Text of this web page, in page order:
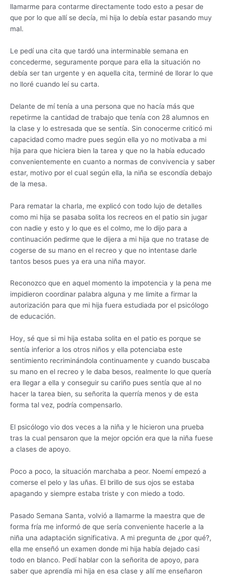
llamarme para contarme directamente todo esto a pesar de
que por lo que allí se decía, mi hija lo debía estar pasando muy
mal.
Le pedí una cita que tardó una interminable semana en
concederme, seguramente porque para ella la situación no
debía ser tan urgente y en aquella cita, terminé de llorar lo que
no lloré cuando leí su carta.
Delante de mí tenía a una persona que no hacía más que
repetirme la cantidad de trabajo que tenía con 28 alumnos en
la clase y lo estresada que se sentía. Sin conocerme criticó mi
capacidad como madre pues según ella yo no motivaba a mi
hija para que hiciera bien la tarea y que no la había educado
convenientemente en cuanto a normas de convivencia y saber
estar, motivo por el cual según ella, la niña se escondía debajo
de la mesa.
Para rematar la charla, me explicó con todo lujo de detalles
como mi hija se pasaba solita los recreos en el patio sin jugar
con nadie y esto y lo que es el colmo, me lo dijo para a
continuación pedirme que le dijera a mi hija que no tratase de
cogerse de su mano en el recreo y que no intentase darle
tantos besos pues ya era una niña mayor.
Reconozco que en aquel momento la impotencia y la pena me
impidieron coordinar palabra alguna y me limite a firmar la
autorización para que mi hija fuera estudiada por el psicólogo
de educación.
Hoy, sé que si mi hija estaba solita en el patio es porque se
sentía inferior a los otros niños y ella potenciaba este
sentimiento recriminándola continuamente y cuando buscaba
su mano en el recreo y le daba besos, realmente lo que quería
era llegar a ella y conseguir su cariño pues sentía que al no
hacer la tarea bien, su señorita la querría menos y de esta
forma tal vez, podría compensarlo.
El psicólogo vio dos veces a la niña y le hicieron una prueba
tras la cual pensaron que la mejor opción era que la niña fuese
a clases de apoyo.
Poco a poco, la situación marchaba a peor. Noemí empezó a
comerse el pelo y las uñas. El brillo de sus ojos se estaba
apagando y siempre estaba triste y con miedo a todo.
Pasado Semana Santa, volvió a llamarme la maestra que de
forma fría me informó de que sería conveniente hacerle a la
niña una adaptación significativa. A mi pregunta de ¿por qué?,
ella me enseñó un examen donde mi hija había dejado casi
todo en blanco. Pedí hablar con la señorita de apoyo, para
saber que aprendía mi hija en esa clase y allí me enseñaron